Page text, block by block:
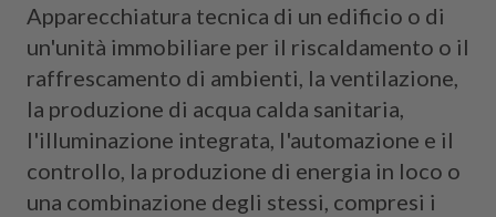
Apparecchiatura tecnica di un edificio o di
un'unità immobiliare per il riscaldamento o il
raffrescamento di ambienti, la ventilazione,
la produzione di acqua calda sanitaria,
l'illuminazione integrata, l'automazione e il
controllo, la produzione di energia in loco o
una combinazione degli stessi, compresi i